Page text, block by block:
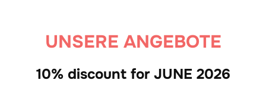
UNSERE ANGEBOTE
10% discount for JUNE 2026